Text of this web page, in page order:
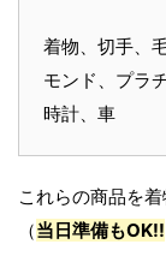
着物、切手、
モンド、プラ
時計、車
これらの商品を
（当日準備もOK!!